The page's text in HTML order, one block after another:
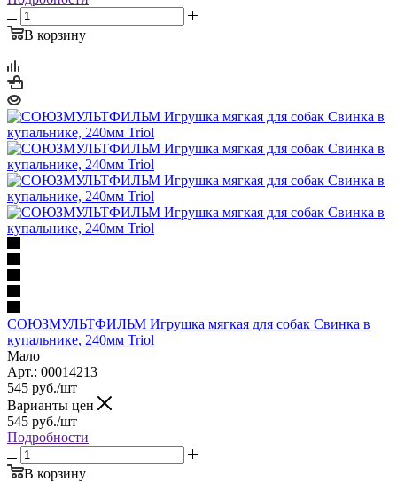
В корзину
СОЮЗМУЛЬТФИЛЬМ Игрушка мягкая для собак Свинка в
купальнике, 240мм Triol
Мало
Арт.: 00014213
545 руб./шт
Варианты цен
545 руб./шт
Подробности
В корзину